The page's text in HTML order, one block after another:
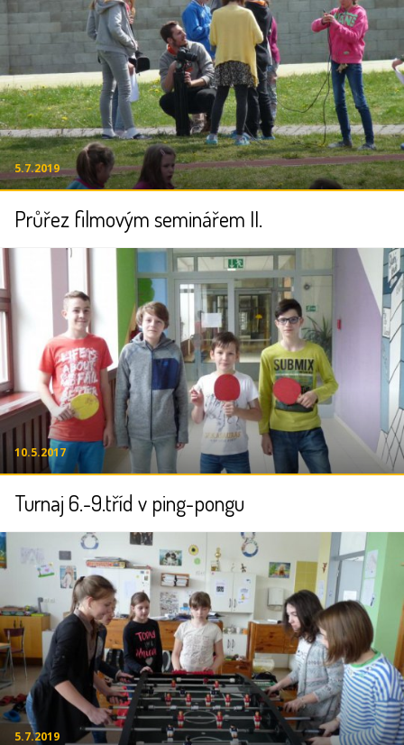
5.7.2019
Průřez filmovým seminářem II.
10.5.2017
Turnaj 6.-9.tříd v ping-pongu
5.7.2019